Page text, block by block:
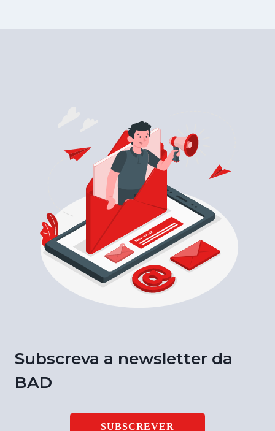
Subscreva a newsletter da
BAD
SUBSCREVER